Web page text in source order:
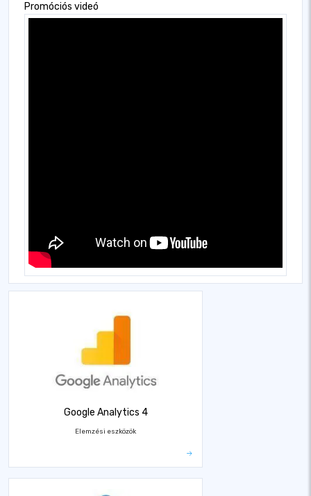
Promóciós videó
Google Analytics 4
Elemzési eszközök